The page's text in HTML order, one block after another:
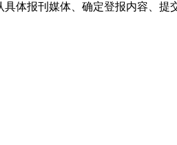
体报刊媒体、确定登报内容、